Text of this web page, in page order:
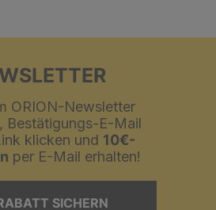
ORION-Newsletter
Bestätigungs-E-Mail
klicken und 10€-
per E-Mail erhalten!
SICHERN